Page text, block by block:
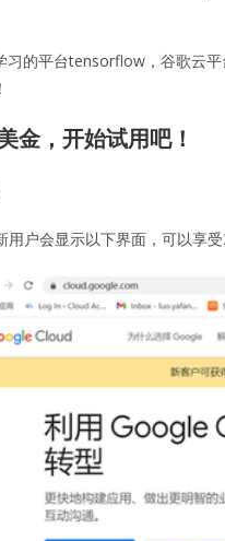
习的平台tensorflow，谷歌云
金，开始试用吧！
用户会显示以下界面，可以享